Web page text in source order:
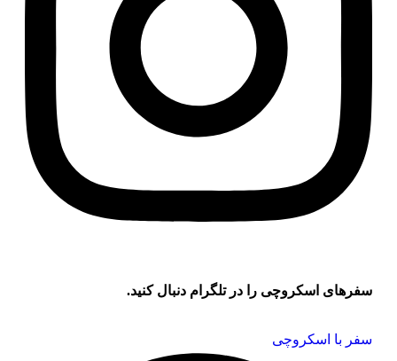
سفر‌های اسکروچی را در تلگرام دنبال کنید.
سفر با اسکروچی